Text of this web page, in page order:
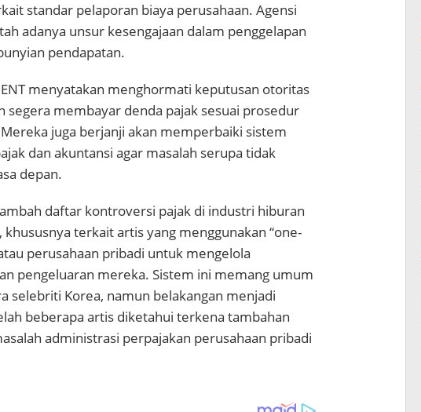
standar pelaporan biaya perusahaan. Agensi
adanya unsur kesengajaan dalam penggelapan
pendapatan.
ENT menyatakan menghormati keputusan otoritas
segera membayar denda pajak sesuai prosedur
juga berjanji akan memperbaiki sistem
dan akuntansi agar masalah serupa tidak
depan.
daftar kontroversi pajak di industri hiburan
khususnya terkait artis yang menggunakan “one-
perusahaan pribadi untuk mengelola
pengeluaran mereka. Sistem ini memang umum
selebriti Korea, namun belakangan menjadi
beberapa artis diketahui terkena tambahan
administrasi perpajakan perusahaan pribadi